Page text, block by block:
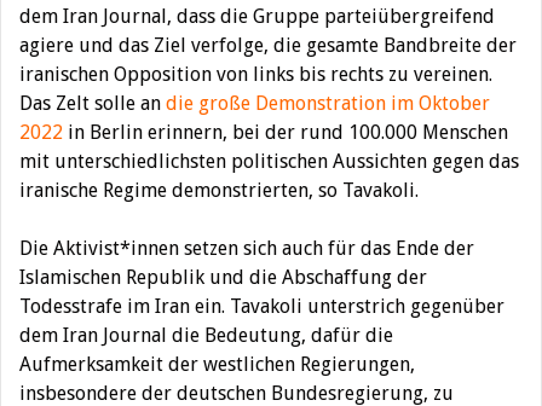
dem Iran Journal, dass die Gruppe parteiübergreifend
agiere und das Ziel verfolge, die gesamte Bandbreite der
iranischen Opposition von links bis rechts zu vereinen.
Das Zelt solle an die große Demonstration im Oktober
2022 in Berlin erinnern, bei der rund 100.000 Menschen
mit unterschiedlichsten politischen Aussichten gegen das
iranische Regime demonstrierten, so Tavakoli.
Die Aktivist*innen setzen sich auch für das Ende der
Islamischen Republik und die Abschaffung der
Todesstrafe im Iran ein. Tavakoli unterstrich gegenüber
dem Iran Journal die Bedeutung, dafür die
Aufmerksamkeit der westlichen Regierungen,
insbesondere der deutschen Bundesregierung, zu